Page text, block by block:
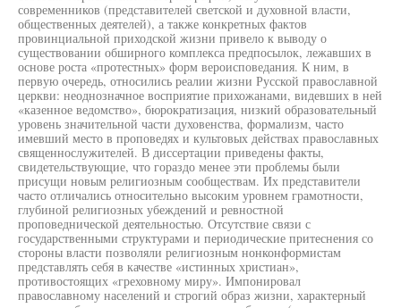
современников (представителей светской и духовной власти,
общественных деятелей), а также конкретных фактов
провинциальной приходской жизни привело к выводу о
существовании обширного комплекса предпосылок, лежавших в
основе роста «протестных» форм вероисповедания. К ним, в
первую очередь, относились реалии жизни Русской православной
церкви: неоднозначное восприятие прихожанами, видевших в ней
«казенное ведомство», бюрократизация, низкий образовательный
уровень значительной части духовенства, формализм, часто
имевший место в проповедях и культовых действах православных
священнослужителей. В диссертации приведены факты,
свидетельствующие, что гораздо менее эти проблемы были
присущи новым религиозным сообществам. Их представители
часто отличались относительно высоким уровнем грамотности,
глубиной религиозных убеждений и ревностной
проповеднической деятельностью. Отсутствие связи с
государственными структурами и периодические притеснения со
стороны власти позволяли религиозным нонконформистам
представлять себя в качестве «истинных христиан»,
противостоящих «греховному миру». Импонировал
православному населений и строгий образ жизни, характерный